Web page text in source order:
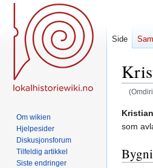
Hopp
til
Hopp
til
som
Side
Om wikien
Hjelpesider
Diskusjonsforum
Tilfeldig artikkel
Siste endringer